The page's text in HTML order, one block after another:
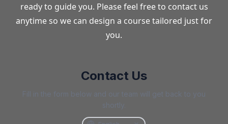
ready to guide you. Please feel free to contact us
anytime so we can design a course tailored just for
you.